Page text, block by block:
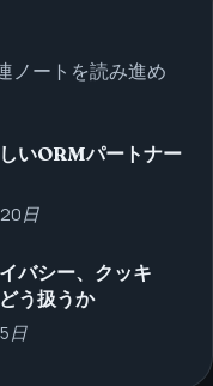
ノートを読み進め
いORMパートナー
日
バシー、クッキ
う扱うか
日